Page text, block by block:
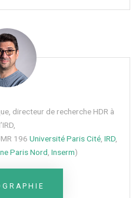
directeur de recherche HDR à
l’IRD,
196 Université Paris Cité, IRD,
Paris Nord Inserm)